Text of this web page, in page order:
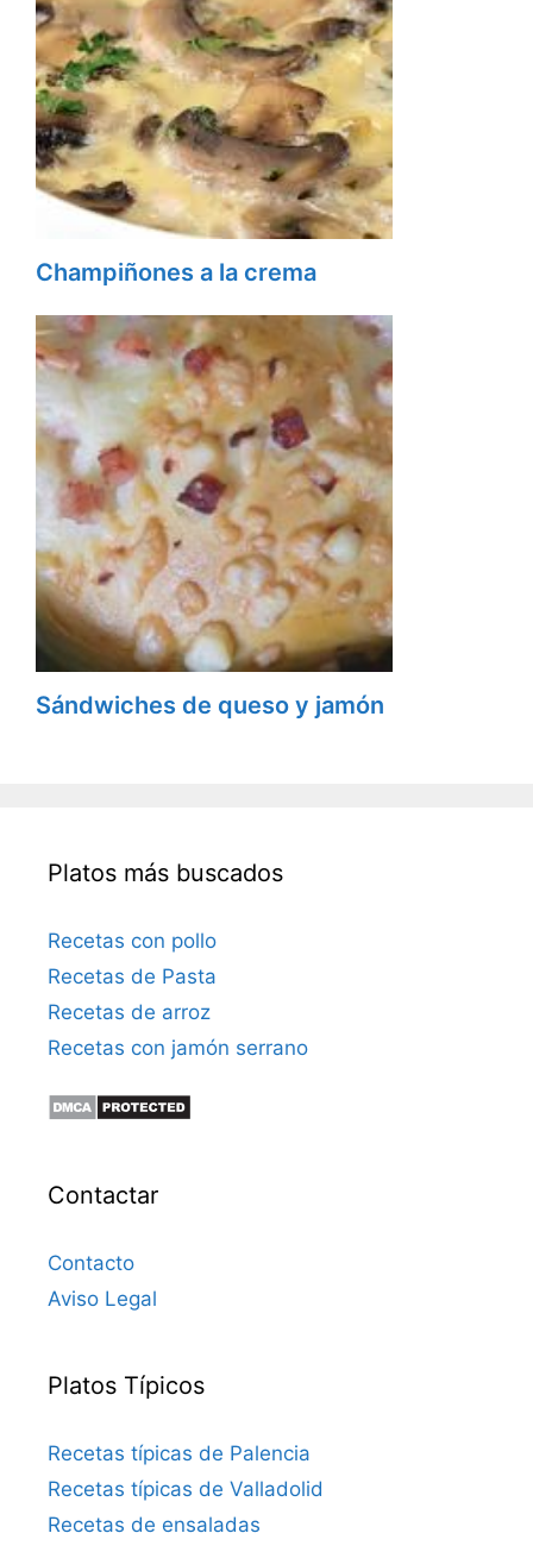
Champiñones a la crema
Sándwiches de queso y jamón
Platos más buscados
Recetas con pollo
Recetas de Pasta
Recetas de arroz
Recetas con jamón serrano
Contactar
Contacto
Aviso Legal
Platos Típicos
Recetas típicas de Palencia
Recetas típicas de Valladolid
Recetas de ensaladas